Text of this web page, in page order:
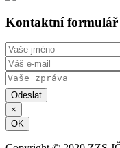
Kontaktní formulář
Odeslat
×
OK